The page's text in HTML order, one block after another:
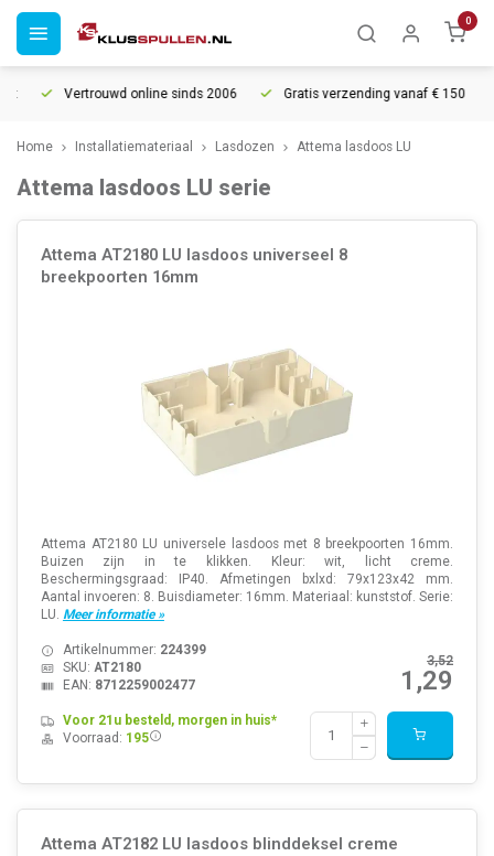
0
Vertrouwd online sinds 2006 Gratis verzending vanaf € 150
Home Installatiemateriaal Lasdozen Attema lasdoos LU
Attema lasdoos LU serie
Attema AT2180 LU lasdoos universeel 8
breekpoorten 16mm
Attema AT2180 LU universele lasdoos met 8 breekpoorten 16mm.
Buizen zijn in te klikken. Kleur: wit, licht creme.
Beschermingsgraad: IP40. Afmetingen bxlxd: 79x123x42 mm.
Aantal invoeren: 8. Buisdiameter: 16mm. Materiaal: kunststof. Serie:
LU. Meer informatie »
3,52
1,29
Artikelnummer: 224399
SKU: AT2180
EAN: 8712259002477
Voor 21u besteld, morgen in huis*
Voorraad: 195
Attema AT2182 LU lasdoos blinddeksel creme